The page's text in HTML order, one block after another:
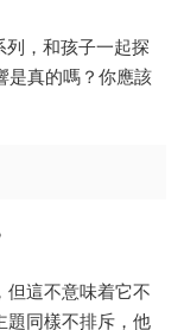
列，和孩子一起探
是真的嗎？你應該
這不意味着它不
題同樣不排斥，他